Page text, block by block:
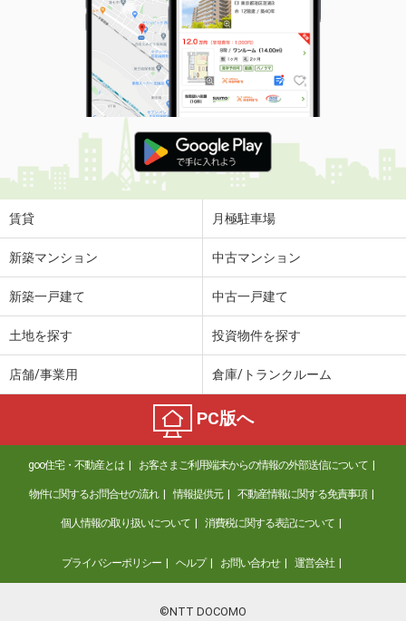
賃貸 月極駐車場
新築マンション 中古マンション
新築一戸建て 中古一戸建て
土地を探す 投資物件を探す
店舗/事業用 倉庫/トランクルーム
PC版へ
goo住宅・不動産とは お客さまご利用端末からの情報の外部送信について
物件に関するお問合せの流れ 情報提供元 不動産情報に関する免責事項
個人情報の取り扱いについて 消費税に関する表記について
プライバシーポリシー ヘルプ お問い合わせ 運営会社
©NTT DOCOMO